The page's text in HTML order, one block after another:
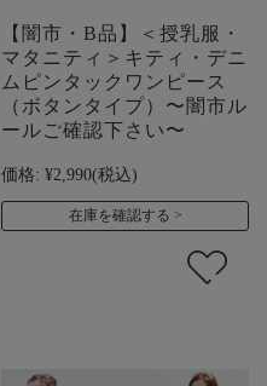
【闇市・B品】＜授乳服・
マタニティ＞キティ・デニ
ムピンタックワンピース
（ボタンタイプ）〜闇市ル
ールご確認下さい〜
価格: ¥2,990(税込)
在庫を確認する